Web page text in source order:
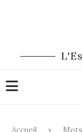
Accueil